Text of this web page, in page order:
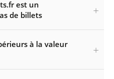
est un
de billets
à la valeur